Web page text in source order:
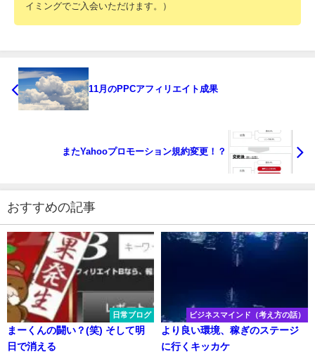
イミングでご入会いただけます。）
11月のPPCアフィリエイト成果
またYahooプロモーション規約変更！？
おすすめの記事
日常ブログ
まーくんの闘い？(笑) そして明
日で消える
ビジネスマインド（考え方の話）
より良い環境、稼ぎのステージ
に行くキッカケ